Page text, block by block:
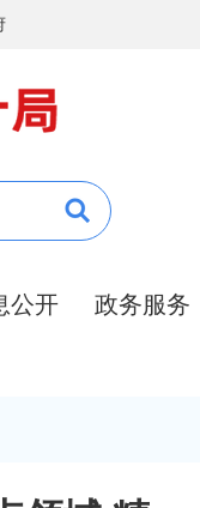
公开 政务服务